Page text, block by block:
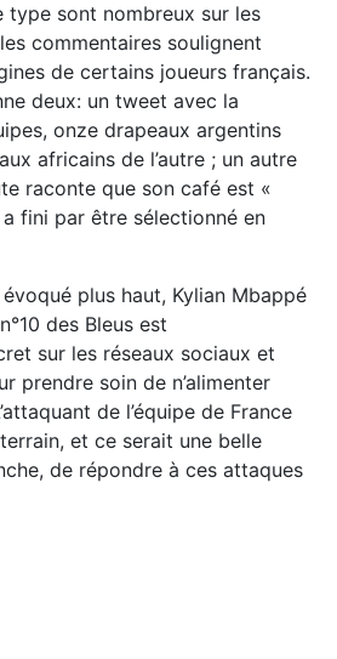
type sont nombreux sur les
commentaires soulignent
de certains joueurs français.
deux: un tweet avec la
onze drapeaux argentins
africains de l’autre ; un autre
raconte que son café est «
fini par être sélectionné en
plus haut, Kylian Mbappé
des Bleus est
sur les réseaux sociaux et
prendre soin de n’alimenter
de l’équipe de France
et ce serait une belle
de répondre à ces attaques